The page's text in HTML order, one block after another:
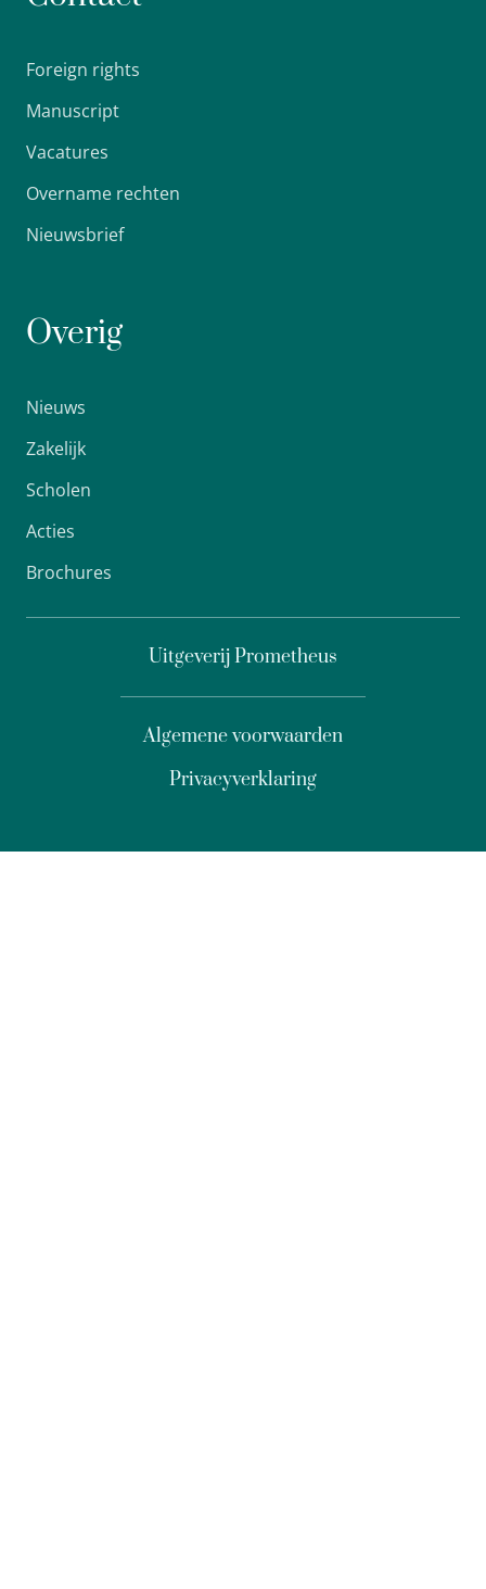
Foreign rights
Manuscript
Vacatures
Overname rechten
Nieuwsbrief
Overig
Nieuws
Zakelijk
Scholen
Acties
Brochures
Uitgeverij Prometheus
Privacyverklaring
Algemene voorwaarden